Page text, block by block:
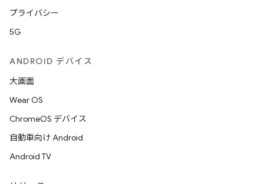
プライバシー
5G
ANDROID デバイス
大画面
Wear OS
ChromeOS デバイス
自動車向け Android
Android TV